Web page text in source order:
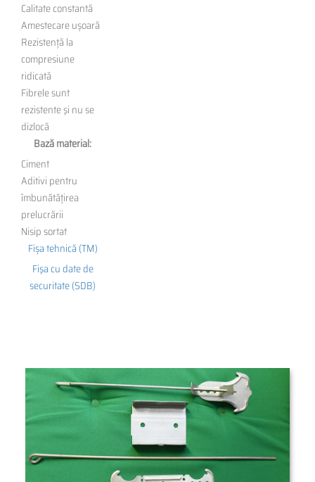
Calitate constantă
Amestecare ușoară
Rezistență la
compresiune
ridicată
Fibrele sunt
rezistente şi nu se
dizlocă
Bază material:
Ciment
Aditivi pentru
îmbunătățirea
prelucrării
Nisip sortat
Fișa tehnică (TM)
Fişa cu date de
securitate (SDB)